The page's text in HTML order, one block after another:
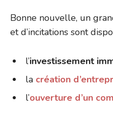
Bonne nouvelle, un
et d’incitations sont
l’investissement
la création
l’ouverture d’un